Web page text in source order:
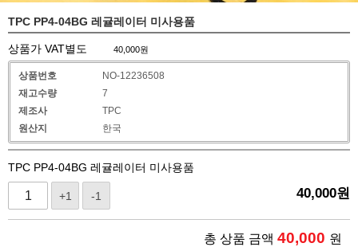
TPC PP4-04BG 레귤레이터 미사용품
상품가 VAT별도 40,000원
상품번호
NO-12236508
재고수량
7
제조사
TPC
원산지
한국
TPC PP4-04BG 레귤레이터 미사용품
+1 -1 40,000원
총 상품 금액 40,000 원